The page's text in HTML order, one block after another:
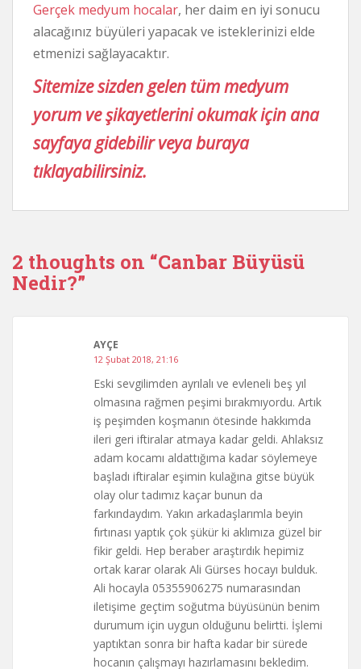
Gerçek medyum hocalar, her daim en iyi sonucu
alacağınız büyüleri yapacak ve isteklerinizi elde
etmenizi sağlayacaktır.
Sitemize sizden gelen tüm medyum
yorum ve şikayetlerini okumak için ana
sayfaya gidebilir veya buraya
tıklayabilirsiniz.
2 thoughts on “Canbar Büyüsü
Nedir?”
AYÇE
12 Şubat 2018, 21:16
Eski sevgilimden ayrılalı ve evleneli beş yıl
olmasına rağmen peşimi bırakmıyordu. Artık
iş peşimden koşmanın ötesinde hakkımda
ileri geri iftiralar atmaya kadar geldi. Ahlaksız
adam kocamı aldattığıma kadar söylemeye
başladı iftiralar eşimin kulağına gitse büyük
olay olur tadımız kaçar bunun da
farkındaydım. Yakın arkadaşlarımla beyin
fırtınası yaptık çok şükür ki aklımıza güzel bir
fikir geldi. Hep beraber araştırdık hepimiz
ortak karar olarak Ali Gürses hocayı bulduk.
Ali hocayla 05355906275 numarasından
iletişime geçtim soğutma büyüsünün benim
durumum için uygun olduğunu belirtti. İşlemi
yaptıktan sonra bir hafta kadar bir sürede
hocanın çalışmayı hazırlamasını bekledim.